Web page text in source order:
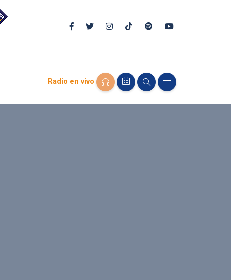
Radio en vivo